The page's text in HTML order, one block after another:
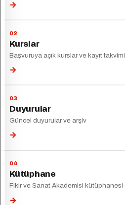
→
Kurslar
Başvuruya açık kurslar ve kayıt takvimi
→
Duyurular
Güncel duyurular ve arşiv
→
Kütüphane
Fikir ve Sanat Akademisi kütüphanesi
→